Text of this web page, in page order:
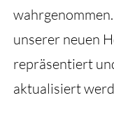
unserer neuen
repräsentiert
aktualisiert